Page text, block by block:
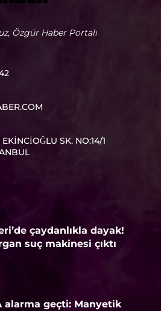
Özgür Haber Portalı
SK. NO:14/1
çaydanlıkla dayak!
suç makinesi çıktı
alarma geçti: Manyetik